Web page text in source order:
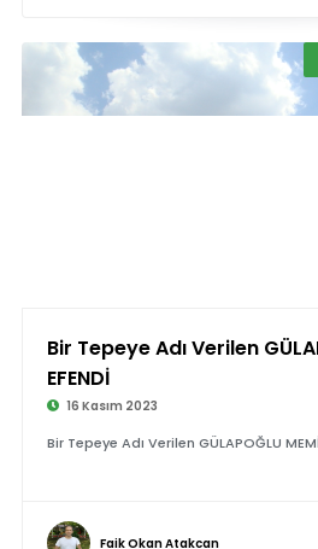
Bir Tepeye Adı Verilen
EFENDİ
16 Kasım 2023
Bir Tepeye Adı Verilen GÜLAPOĞLU
Faik Okan Atakcan